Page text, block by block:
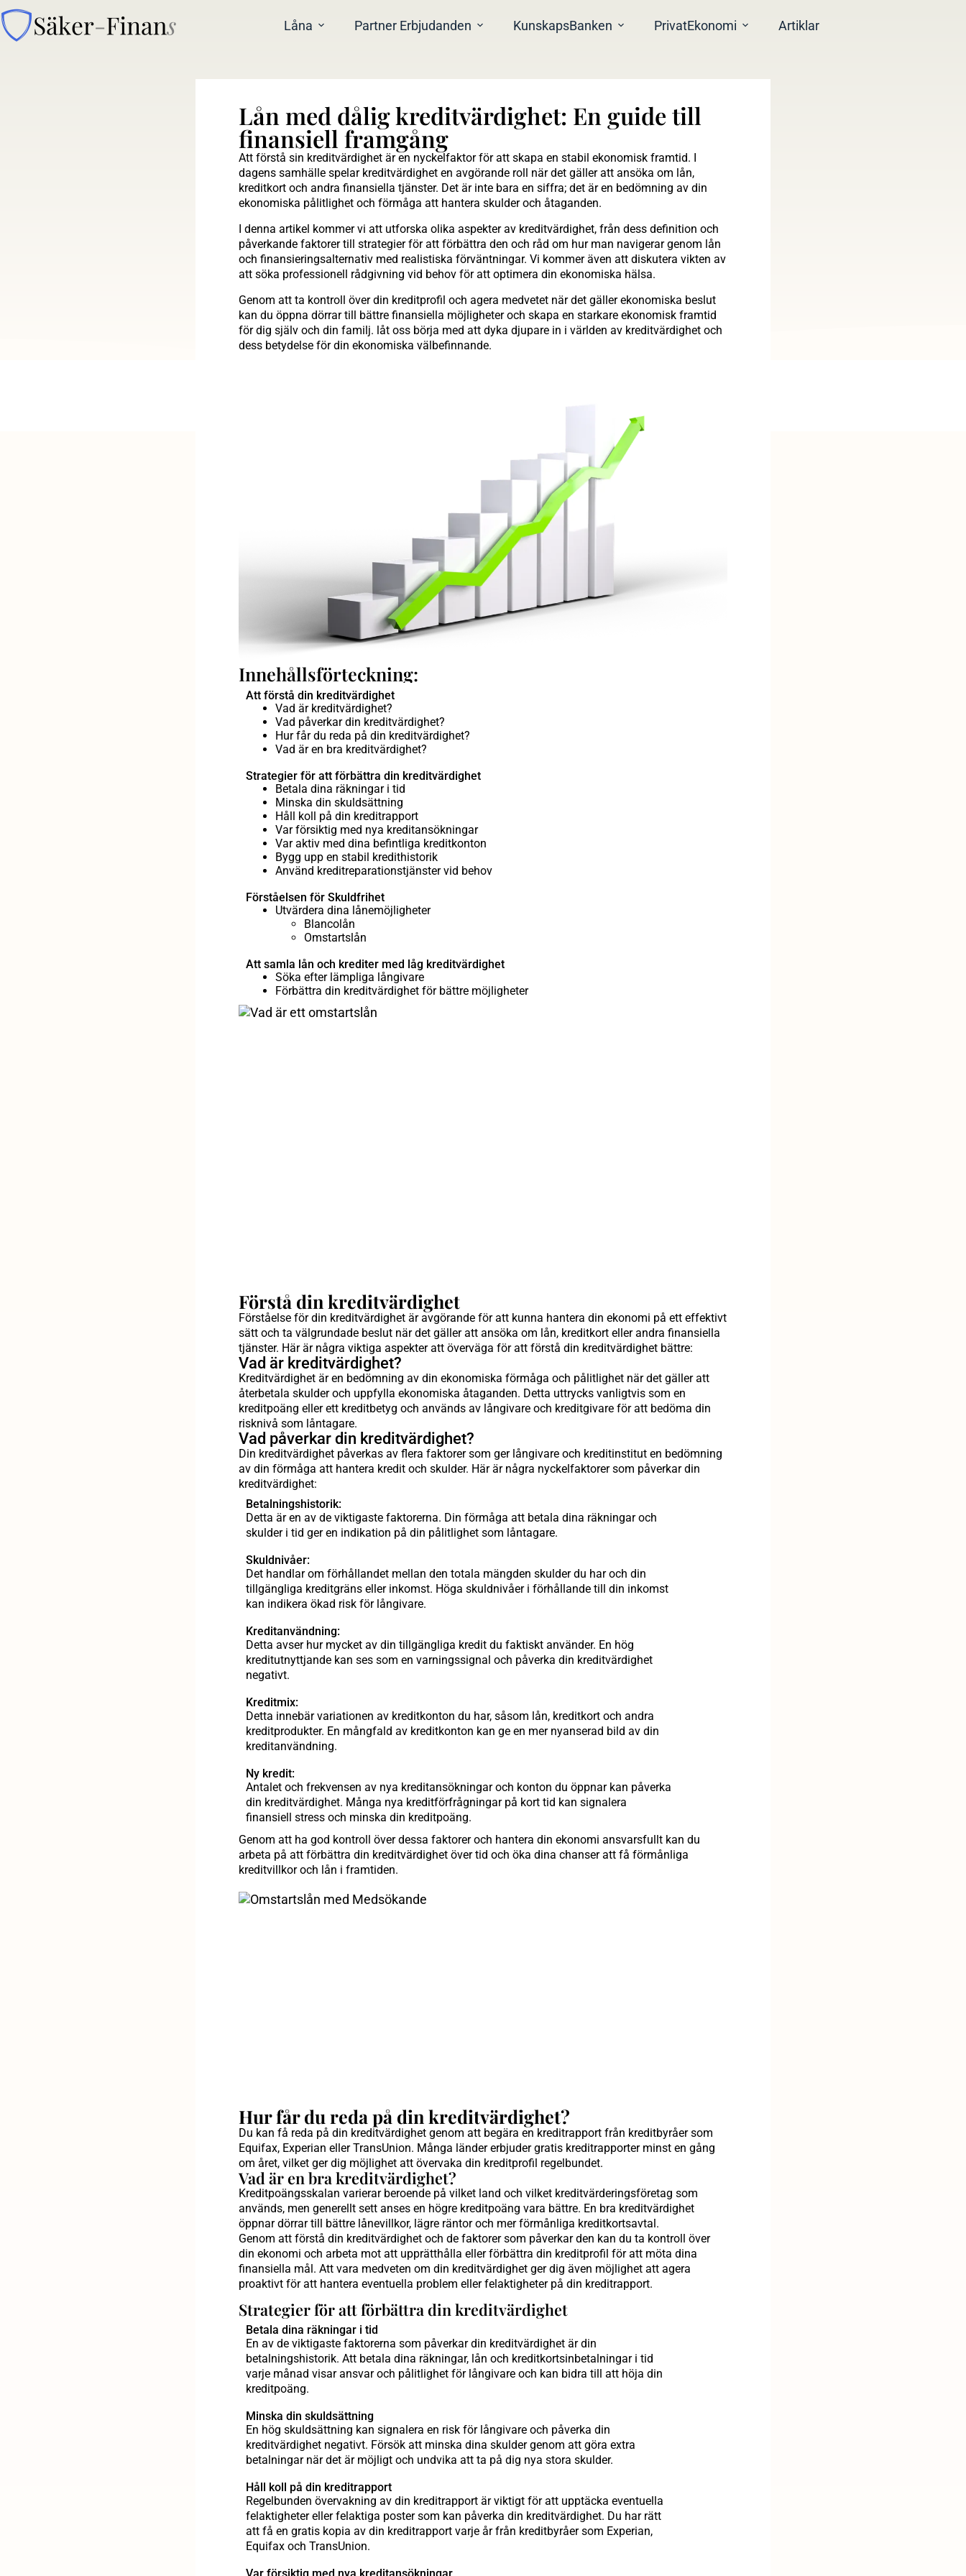
Låna Partner Erbjudanden KunskapsBanken PrivatEkonomi Artiklar
Lån med dålig kreditvärdighet: En guide till
finansiell framgång
Att förstå sin kreditvärdighet är en nyckelfaktor för att skapa en stabil ekonomisk framtid. I
dagens samhälle spelar kreditvärdighet en avgörande roll när det gäller att ansöka om lån,
kreditkort och andra finansiella tjänster. Det är inte bara en siffra; det är en bedömning av din
ekonomiska pålitlighet och förmåga att hantera skulder och åtaganden.
I denna artikel kommer vi att utforska olika aspekter av kreditvärdighet, från dess definition och
påverkande faktorer till strategier för att förbättra den och råd om hur man navigerar genom lån
och finansieringsalternativ med realistiska förväntningar. Vi kommer även att diskutera vikten av
att söka professionell rådgivning vid behov för att optimera din ekonomiska hälsa.
Genom att ta kontroll över din kreditprofil och agera medvetet när det gäller ekonomiska beslut
kan du öppna dörrar till bättre finansiella möjligheter och skapa en starkare ekonomisk framtid
för dig själv och din familj. låt oss börja med att dyka djupare in i världen av kreditvärdighet och
dess betydelse för din ekonomiska välbefinnande.
Innehållsförteckning:
Att förstå din kreditvärdighet
Vad är kreditvärdighet?
Vad påverkar din kreditvärdighet?
Hur får du reda på din kreditvärdighet?
Vad är en bra kreditvärdighet?
Strategier för att förbättra din kreditvärdighet
Betala dina räkningar i tid
Minska din skuldsättning
Håll koll på din kreditrapport
Var försiktig med nya kreditansökningar
Var aktiv med dina befintliga kreditkonton
Bygg upp en stabil kredithistorik
Använd kreditreparationstjänster vid behov
Förståelsen för Skuldfrihet
Utvärdera dina lånemöjligheter
Blancolån
Omstartslån
Att samla lån och krediter med låg kreditvärdighet
Söka efter lämpliga långivare
Förbättra din kreditvärdighet för bättre möjligheter
Förstå din kreditvärdighet
Förståelse för din kreditvärdighet är avgörande för att kunna hantera din ekonomi på ett effektivt
sätt och ta välgrundade beslut när det gäller att ansöka om lån, kreditkort eller andra finansiella
tjänster. Här är några viktiga aspekter att överväga för att förstå din kreditvärdighet bättre:
Vad är kreditvärdighet?
Kreditvärdighet är en bedömning av din ekonomiska förmåga och pålitlighet när det gäller att
återbetala skulder och uppfylla ekonomiska åtaganden. Detta uttrycks vanligtvis som en
kreditpoäng eller ett kreditbetyg och används av långivare och kreditgivare för att bedöma din
risknivå som låntagare.
Vad påverkar din kreditvärdighet?
Din kreditvärdighet påverkas av flera faktorer som ger långivare och kreditinstitut en bedömning
av din förmåga att hantera kredit och skulder. Här är några nyckelfaktorer som påverkar din
kreditvärdighet:
Betalningshistorik:
Detta är en av de viktigaste faktorerna. Din förmåga att betala dina räkningar och
skulder i tid ger en indikation på din pålitlighet som låntagare.
Skuldnivåer:
Det handlar om förhållandet mellan den totala mängden skulder du har och din
tillgängliga kreditgräns eller inkomst. Höga skuldnivåer i förhållande till din inkomst
kan indikera ökad risk för långivare.
Kreditanvändning:
Detta avser hur mycket av din tillgängliga kredit du faktiskt använder. En hög
kreditutnyttjande kan ses som en varningssignal och påverka din kreditvärdighet
negativt.
Kreditmix:
Detta innebär variationen av kreditkonton du har, såsom lån, kreditkort och andra
kreditprodukter. En mångfald av kreditkonton kan ge en mer nyanserad bild av din
kreditanvändning.
Ny kredit:
Antalet och frekvensen av nya kreditansökningar och konton du öppnar kan påverka
din kreditvärdighet. Många nya kreditförfrågningar på kort tid kan signalera
finansiell stress och minska din kreditpoäng.
Genom att ha god kontroll över dessa faktorer och hantera din ekonomi ansvarsfullt kan du
arbeta på att förbättra din kreditvärdighet över tid och öka dina chanser att få förmånliga
kreditvillkor och lån i framtiden.
Hur får du reda på din kreditvärdighet?
Du kan få reda på din kreditvärdighet genom att begära en kreditrapport från kreditbyråer som
Equifax, Experian eller TransUnion. Många länder erbjuder gratis kreditrapporter minst en gång
om året, vilket ger dig möjlighet att övervaka din kreditprofil regelbundet.
Vad är en bra kreditvärdighet?
Kreditpoängsskalan varierar beroende på vilket land och vilket kreditvärderingsföretag som
används, men generellt sett anses en högre kreditpoäng vara bättre. En bra kreditvärdighet
öppnar dörrar till bättre lånevillkor, lägre räntor och mer förmånliga kreditkortsavtal.
Genom att förstå din kreditvärdighet och de faktorer som påverkar den kan du ta kontroll över
din ekonomi och arbeta mot att upprätthålla eller förbättra din kreditprofil för att möta dina
finansiella mål. Att vara medveten om din kreditvärdighet ger dig även möjlighet att agera
proaktivt för att hantera eventuella problem eller felaktigheter på din kreditrapport.
Strategier för att förbättra din kreditvärdighet
Betala dina räkningar i tid
En av de viktigaste faktorerna som påverkar din kreditvärdighet är din
betalningshistorik. Att betala dina räkningar, lån och kreditkortsinbetalningar i tid
varje månad visar ansvar och pålitlighet för långivare och kan bidra till att höja din
kreditpoäng.
Minska din skuldsättning
En hög skuldsättning kan signalera en risk för långivare och påverka din
kreditvärdighet negativt. Försök att minska dina skulder genom att göra extra
betalningar när det är möjligt och undvika att ta på dig nya stora skulder.
Håll koll på din kreditrapport
Regelbunden övervakning av din kreditrapport är viktigt för att upptäcka eventuella
felaktigheter eller felaktiga poster som kan påverka din kreditvärdighet. Du har rätt
att få en gratis kopia av din kreditrapport varje år från kreditbyråer som Experian,
Equifax och TransUnion.